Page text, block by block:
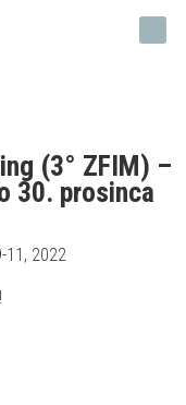
(3° ZFIM) –
30. prosinca
11, 2022